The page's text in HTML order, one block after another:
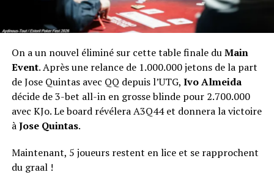
On a un nouvel éliminé sur cette table finale duMain
Event. Après une relance de 1.000.000 jetons de la part
de Jose Quintas avec QQ depuis l’UTG, Ivo Almeida
décide de 3-bet all-in en grosse blinde pour 2.700.000
avec KJo. Le board révélera A3Q44 et donnera la victoire
àJose Quintas.
Maintenant, 5 joueurs restent en lice et se rapprochent
du graal !